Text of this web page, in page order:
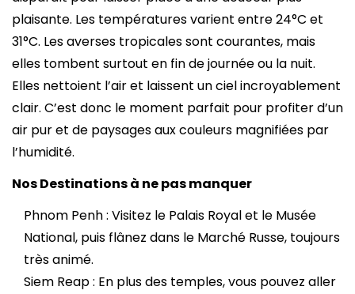
plaisante. Les températures varient entre 24°C et
31°C. Les averses tropicales sont courantes, mais
elles tombent surtout en fin de journée ou la nuit.
Elles nettoient l’air et laissent un ciel incroyablement
clair. C’est donc le moment parfait pour profiter d’un
air pur et de paysages aux couleurs magnifiées par
l’humidité.
Nos Destinations à ne pas manquer
Phnom Penh : Visitez le Palais Royal et le Musée
National, puis flânez dans le Marché Russe, toujours
très animé.
Siem Reap : En plus des temples, vous pouvez aller